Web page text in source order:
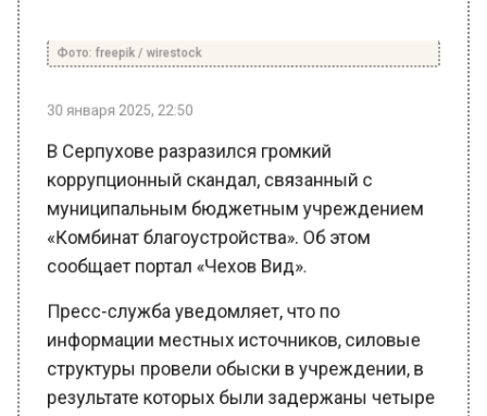
30 января 2025, 22:50
В Серпухове разразился громкий
коррупционный скандал, связанный с
муниципальным бюджетным учреждением
«Комбинат благоустройства». Об этом
сообщает портал «Чехов Вид».
Пресс-служба уведомляет, что по
информации местных источников, силовые
структуры провели обыски в учреждении, в
результате которых были задержаны четыре
должностных лица. Сообщается, что среди